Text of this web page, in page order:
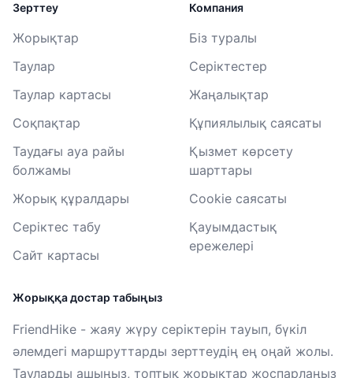
Зерттеу
Жорықтар
Таулар
Таулар картасы
Соқпақтар
Таудағы ауа райы
болжамы
Жорық құралдары
Серіктес табу
Сайт картасы
Компания
Біз туралы
Серіктестер
Жаңалықтар
Құпиялылық саясаты
Қызмет көрсету
шарттары
Cookie саясаты
Қауымдастық
ережелері
Жорыққа достар табыңыз
FriendHike - жаяу жүру серіктерін тауып, бүкіл
әлемдегі маршруттарды зерттеудің ең оңай жолы.
Тауларды ашыңыз, топтық жорықтар жоспарлаңыз